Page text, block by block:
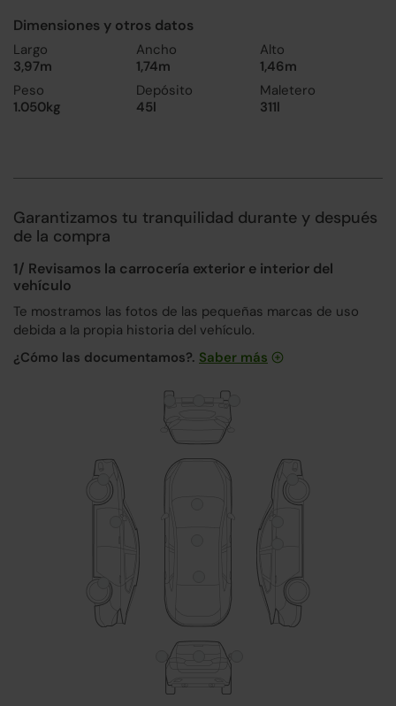
Dimensiones y otros datos
Largo
3,97m
Ancho
1,74m
Alto
1,46m
Peso
1.050kg
Depósito
45l
Maletero
311l
Garantizamos tu tranquilidad durante y después
de la compra
1/ Revisamos la carrocería exterior e interior del
vehículo
Te mostramos las fotos de las pequeñas marcas de uso
debida a la propia historia del vehículo.
¿Cómo las documentamos?. Saber más